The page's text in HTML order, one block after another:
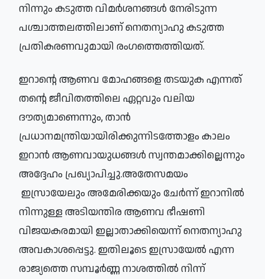
നിന്നും കടുത്ത വിമർശനങ്ങൾ നേരിടുന്ന
പശ്ചാത്തലത്തിലാണ് നെതന്യാഹു കടുത്ത
പ്രതികരണവുമായി രംഗത്തെത്തിയത്.
ഇറാന്റെ ആണവ മോഹങ്ങളെ തടയുക എന്നത്
തന്റെ ജീവിതത്തിലെ ഏറ്റവും വലിയ
ദൗത്യമാണെന്നും, താൻ
പ്രധാനമന്ത്രിയായിരിക്കുന്നിടത്തോളം കാലം
ഇറാൻ ആണവായുധങ്ങൾ സ്വന്തമാക്കില്ലെന്നും
അദ്ദേഹം പ്രഖ്യാപിച്ചു.അതേസമയം
ഇസ്രായേലും അമേരിക്കയും ചേർന്ന് ഇറാനിൽ
നിന്നുള്ള അടിയന്തിര ആണവ ഭീഷണി
വിജയകരമായി ഇല്ലാതാക്കിയെന്ന് നെതന്യാഹു
അവകാശപ്പെട്ടു. ഇതിലൂടെ ഇസ്രായേൽ എന്ന
രാജ്യത്തെ സമ്പൂർണ്ണ നാശത്തിൽ നിന്ന്